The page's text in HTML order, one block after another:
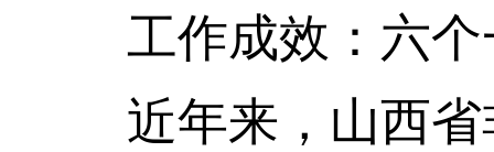
工作成效：六个
近年来，山西省